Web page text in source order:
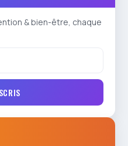
& bien-être, chaque